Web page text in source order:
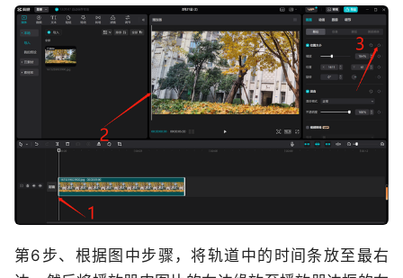
第6步、根据图中步骤，将轨道中的时间条放至最右